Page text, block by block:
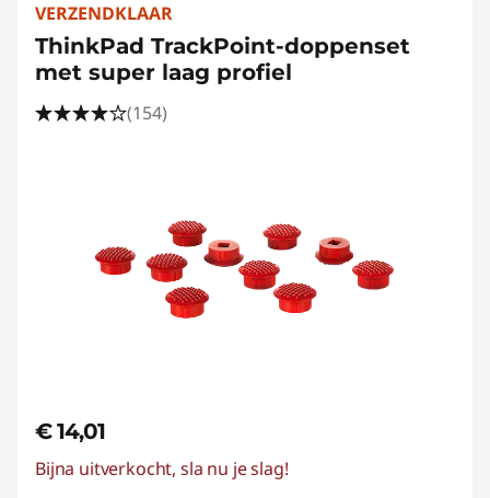
VERZENDKLAAR
ThinkPad TrackPoint-doppenset
met super laag profiel
(154)
€ 14,01
Bijna uitverkocht, sla nu je slag!